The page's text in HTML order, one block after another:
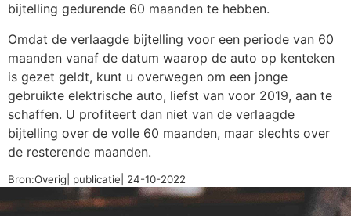
bijtelling gedurende 60 maanden te hebben.
Omdat de verlaagde bijtelling voor een periode van 60
maanden vanaf de datum waarop de auto op kenteken
is gezet geldt, kunt u overwegen om een jonge
gebruikte elektrische auto, liefst van voor 2019, aan te
schaffen. U profiteert dan niet van de verlaagde
bijtelling over de volle 60 maanden, maar slechts over
de resterende maanden.
Bron:Overig| publicatie| 24-10-2022